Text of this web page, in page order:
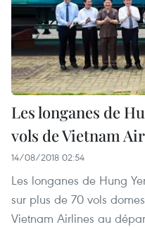
Les longanes de
vols de Vietnam
14/08/2018 02:54
Les longanes de Hung
sur plus de 70 vols
Vietnam Airlines au